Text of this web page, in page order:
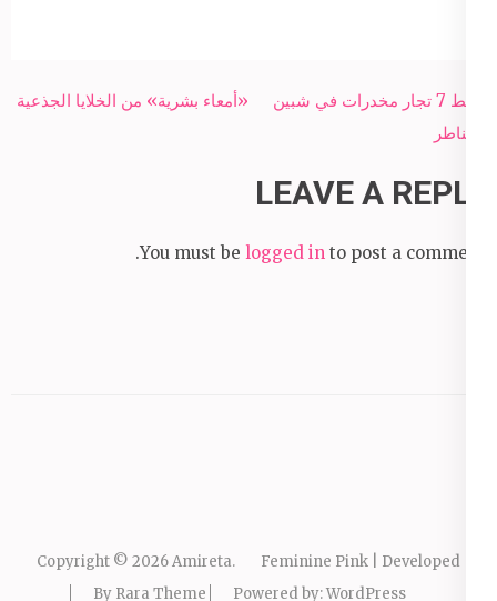
Post
navigation
«أمعاء بشرية» من الخلايا الجذعية
ضبط 7 تجار مخدرات في شبين
القناطر
LEAVE A REPLY
You must be logged in to post a comment.
Copyright © 2026Amireta.
Feminine Pink | Developed
By Rara Theme Powered by:WordPress